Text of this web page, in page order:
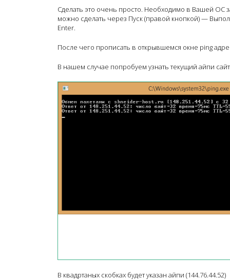
Сделать это очень просто. Необходимо в Вашей ОС
можно сделать через Пуск (правой кнопкой) —
Enter.
После чего прописать в открывшемся окне ping
В нашем случае попробуем узнать текущий айпи
В квадртаных скобках будет указан айпи (144.76.44.52)